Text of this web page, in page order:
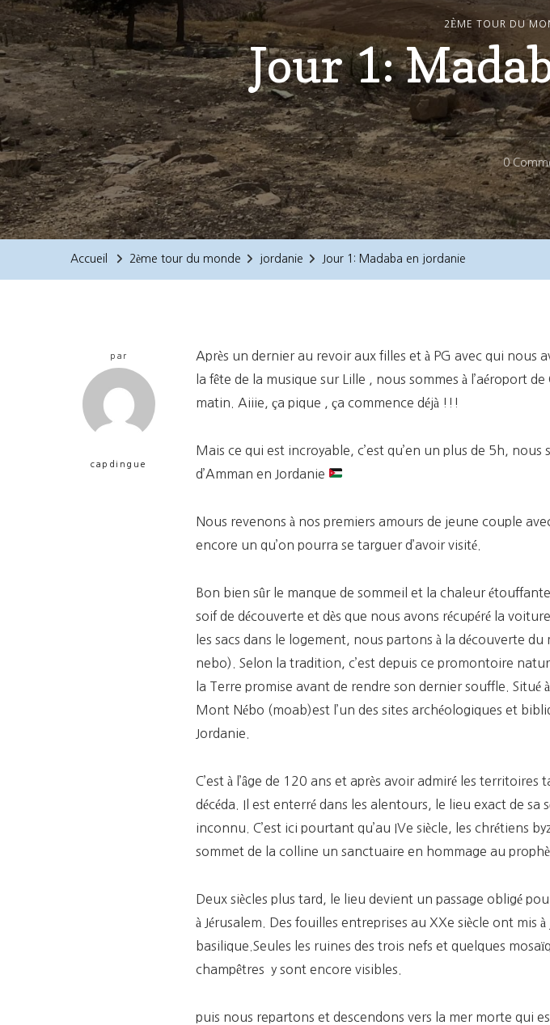
2ÈME TOUR DU
Jour 1:
0
Accueil 2ème tour du monde jordanie Jour 1: Madaba en jordanie
par
capdingue
Après un dernier au revoir aux filles et à PG avec qui nous
la fête de la musique sur Lille , nous sommes à l’aéroport
matin. Aiiie, ça pique , ça commence déjà !!!
Mais ce qui est incroyable, c’est qu’en un plus de 5h, nous
d’Amman en Jordanie
Nous revenons à nos premiers amours de jeune couple
encore un qu’on pourra se targuer d’avoir visité.
Bon bien sûr le manque de sommeil et la chaleur
soif de découverte et dès que nous avons récupéré la
les sacs dans le logement, nous partons à la découverte
nebo). Selon la tradition, c’est depuis ce promontoire
la Terre promise avant de rendre son dernier souffle. Situé
Mont Nébo (moab)est l’un des sites archéologiques et
Jordanie.
C’est à l’âge de 120 ans et après avoir admiré les territoires
décéda. Il est enterré dans les alentours, le lieu exact de sa
inconnu. C’est ici pourtant qu’au IVe siècle, les chrétiens
sommet de la colline un sanctuaire en hommage au
Deux siècles plus tard, le lieu devient un passage obligé
à Jérusalem. Des fouilles entreprises au XXe siècle ont mis à
basilique.Seules les ruines des trois nefs et quelques
champêtres y sont encore visibles.
puis nous repartons et descendons vers la mer morte qui